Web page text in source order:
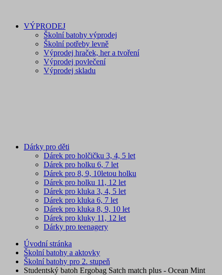
VÝPRODEJ
Školní batohy výprodej
Školní potřeby levně
Výprodej hraček, her a tvoření
Výprodej povlečení
Výprodej skladu
Dárky pro děti
Dárek pro holčičku 3, 4, 5 let
Dárek pro holku 6, 7 let
Dárek pro 8, 9, 10letou holku
Dárek pro holku 11, 12 let
Dárek pro kluka 3, 4, 5 let
Dárek pro kluka 6, 7 let
Dárek pro kluka 8, 9, 10 let
Dárek pro kluky 11, 12 let
Dárky pro teenagery
Úvodní stránka
Školní batohy a aktovky
Školní batohy pro 2. stupeň
Studentský batoh Ergobag Satch match plus - Ocean Mint